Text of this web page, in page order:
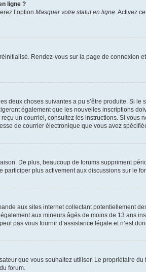
ligne ?
l’option Masquer votre statut en ligne. Activez
Rendez-vous sur la page de connexion
deux choses suivantes a pu s’être produite. Si
également que les nouvelles inscriptions
un courriel, consultez les instructions. Si
de courrier électronique que vous avez
De plus, beaucoup de forums suppriment
plus activement aux discussions sur le
aux sites internet collectant potentiellement
aux mineurs âgés de moins de 13 ans
pas vous fournir d’assistance légale et n’est
que vous souhaitez utiliser. Le propriétaire
forum.